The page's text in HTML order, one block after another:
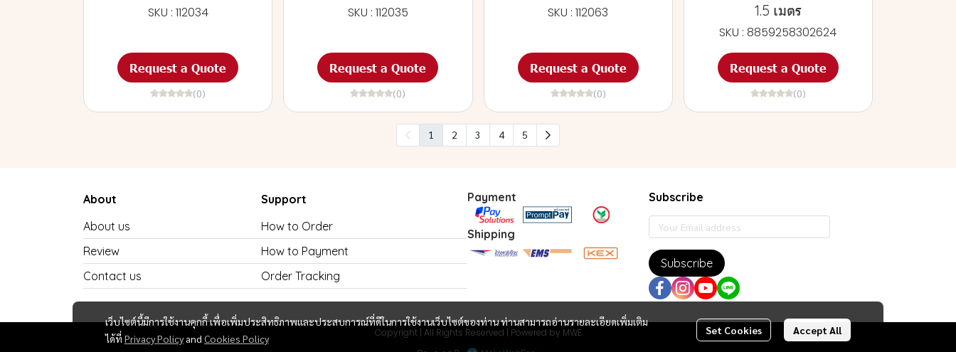
SKU : 112034
Request a Quote
(0)
SKU : 112035
Request a Quote
(0)
SKU : 112063
Request a Quote
(0)
1.5 เมตร
SKU : 8859258302624
Request a Quote
(0)
1 2 3 4 5
เว็บไซต์นี้มีการใช้งานคุกกี้ เพื่อเพิ่มประสิทธิภาพและประสบการณ์ที่ดีในการใช้งานเว็บไซต์ของท่าน ท่านสามารถอ่านรายละเอียดเพิ่มเติม
ได้ที่ Privacy Policy and Cookies Policy
Set Cookies Accept All
About
About us
Review
Contact us
Support
How to Order
How to Payment
Order Tracking
Payment
Shipping
Subscribe
Subscribe
Copyright | All Rights Reserved | Powered by MWE